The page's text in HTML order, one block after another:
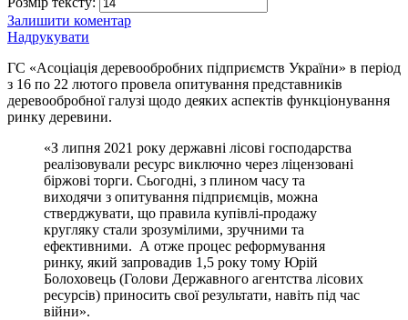
Залишити коментар
Надрукувати
ГС «Асоціація деревообробних підприємств України» в період
з 16 по 22 лютого провела опитування представників
деревообробної галузі щодо деяких аспектів функціонування
ринку деревини.
«З липня 2021 року державні лісові господарства
реалізовували ресурс виключно через ліцензовані
біржові торги. Сьогодні, з плином часу та
виходячи з опитування підприємців, можна
стверджувати, що правила купівлі-продажу
кругляку стали зрозумілими, зручними та
ефективними. А отже процес реформування
ринку, який запровадив 1,5 року тому Юрій
Болоховець (Голови Державного агентства лісових
ресурсів) приносить свої результати, навіть під час
війни».